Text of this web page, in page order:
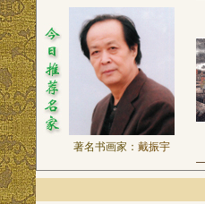
著名书画家： 戴振宇